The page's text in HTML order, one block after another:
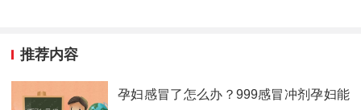
推荐内容
孕妇感冒了怎么办？999感冒冲剂孕妇能